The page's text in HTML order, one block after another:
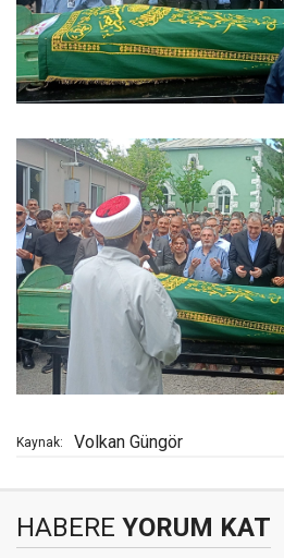
Kaynak: Volkan Güngör
HABERE YORUM KAT